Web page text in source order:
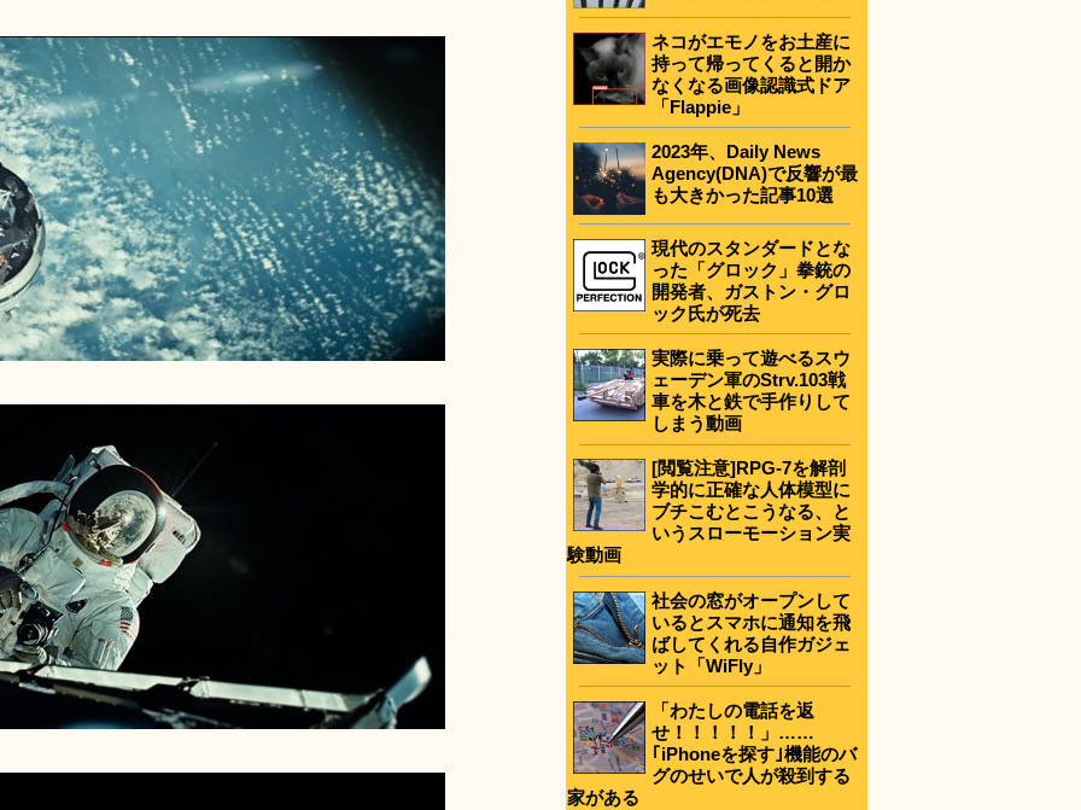
ネコがエモノをお土産に
持って帰ってくると開か
なくなる画像認識式ドア
「Flappie」
2023年、Daily News
Agency(DNA)で反響が最
も大きかった記事10選
現代のスタンダードとな
った「グロック」拳銃の
開発者、ガストン・グロ
ック氏が死去
実際に乗って遊べるスウ
ェーデン軍のStrv.103戦
車を木と鉄で手作りして
しまう動画
[閲覧注意]RPG-7を解剖
学的に正確な人体模型に
ブチこむとこうなる、と
いうスローモーション実
験動画
社会の窓がオープンして
いるとスマホに通知を飛
ばしてくれる自作ガジェ
ット「WiFly」
「わたしの電話を返
せ！！！！！」……
｢iPhoneを探す｣機能のバ
グのせいで人が殺到する
家がある